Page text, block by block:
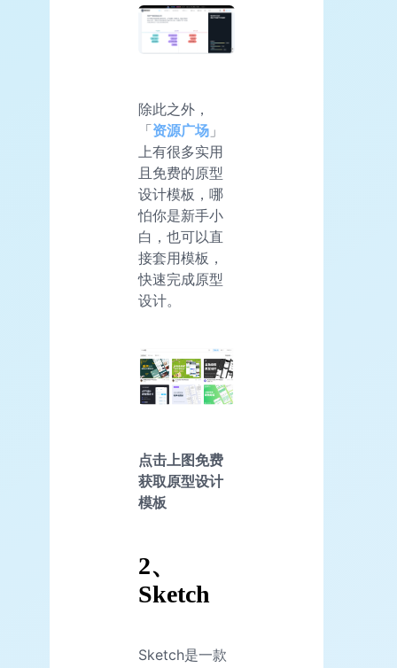
除此之外，
「资源广场 」
上有很多实用
且免费的原型
设计模板，哪
怕你是新手小
白，也可以直
接套用模板，
快速完成原型
设计。
点击上图免费
获取原型设计
模板
2、
Sketch
Sketch是一款